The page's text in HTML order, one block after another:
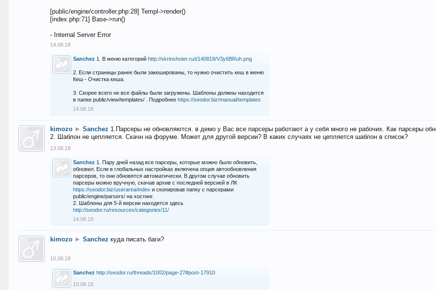
[public/engine/controller.php:28] Templ->render()
[index.php:71] Base->run()
- Internal Server Error
14.08.18
Sanchez 1. В меню категорийhttp://skrinshoter.ru/i/140818/V3y6BRuh.png
2. Если страницы ранее были закешированы, то нужно очистить кеш в меню
Кеш - Очистка кеша.
3. Скорее всего не все файлы были загружены. Шаблоны должны находится
в папке public/view/templates/ . Подробнееhttps://seodor.biz/manual/templates
14.08.18
kimozo ► Sanchez 1.Парсеры не обновляются. в демо у Вас все парсеры работают а у себя много не рабочих. Как парсеры
2. Шаблон не цепляется. Скачн на форуме. Может для другой версии? В каких случаях не цепляется шаблон в список?
13.08.18
Sanchez 1. Пару дней назад все парсеры, которые можно было обновить,
обновил. Если в глобальных настройках включена опция автообновления
парсеров, то они обновятся автоматически. В другом случае обновить
парсеры можно вручную, скачав архив с последней версией в ЛК
https://seodor.biz/userarea/index и скопировав папку с парсерами
public/engine/parsers/ на хостинг.
2. Шаблоны для 5-й версии находятся здесь
http://seodor.ru/resources/categories/11/
14.08.18
kimozo ► Sanchez куда писать баги?
10.08.18
Sanchez http://seodor.ru/threads/1002/page-27#post-17910
10.08.18